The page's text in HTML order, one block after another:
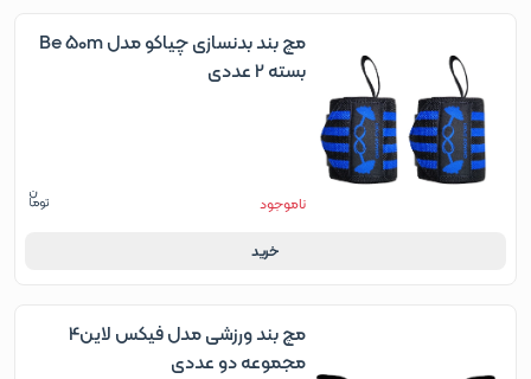
مچ بند بدنسازی چیاکو مدل Be 50m
بسته 2 عددی
ناموجود
خرید
مچ بند ورزشی مدل فیکس لاین4
مجموعه دو عددی